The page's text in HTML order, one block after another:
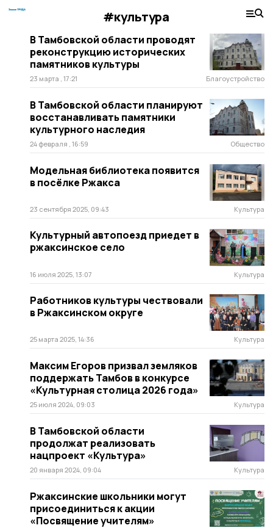
#культура
В Тамбовской области проводят
реконструкцию исторических
памятников культуры
23 марта , 17:21 Благоустройство
В Тамбовской области планируют
восстанавливать памятники
культурного наследия
24 февраля , 16:59 Общество
Модельная библиотека появится
в посёлке Ржакса
23 сентября 2025, 09:43 Культура
Культурный автопоезд приедет в
ржаксинское село
16 июля 2025, 13:07 Культура
Работников культуры чествовали
в Ржаксинском округе
25 марта 2025, 14:36 Культура
Максим Егоров призвал земляков
поддержать Тамбов в конкурсе
«Культурная столица 2026 года»
25 июля 2024, 09:03 Культура
В Тамбовской области
продолжат реализовать
нацпроект «Культура»
20 января 2024, 09:04 Культура
Ржаксинские школьники могут
присоединиться к акции
«Посвящение учителям»